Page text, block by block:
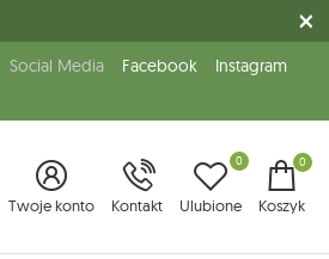
Social Media Facebook Instagram
Twoje konto Kontakt Ulubione
0 0
Koszyk